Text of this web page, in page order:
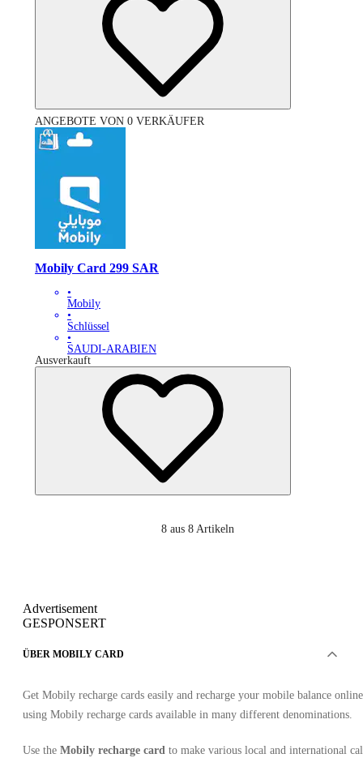
ANGEBOTE VON 0 VERKÄUFER
Mobily Card 299 SAR
•
Mobily
•
Schlüssel
•
SAUDI-ARABIEN
Ausverkauft
8 aus 8 Artikeln
Advertisement
GESPONSERT
ÜBER MOBILY CARD
Get Mobily recharge cards easily and recharge your mobile balance online
using Mobily recharge cards available in many different denominations.
Use the Mobily recharge card to make various local and international